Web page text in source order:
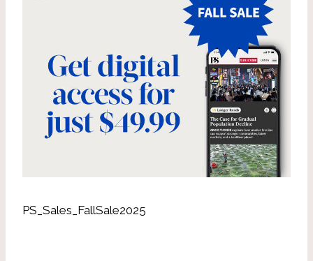
PS_Sales_FallSale2025